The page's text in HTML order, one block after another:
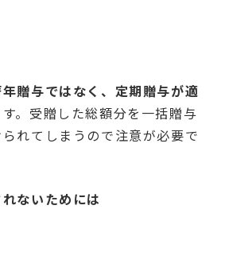
年贈与ではなく、定期贈与が適
。受贈した総額分を一括贈与
れてしまうので注意が必要で
ないためには